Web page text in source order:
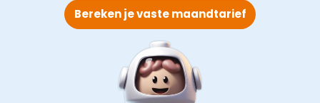
Bereken je vaste maandtarief